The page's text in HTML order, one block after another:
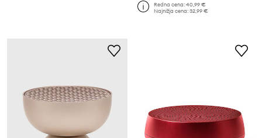
Redna cena:40,99 €
Najnižja cena:32,99 €